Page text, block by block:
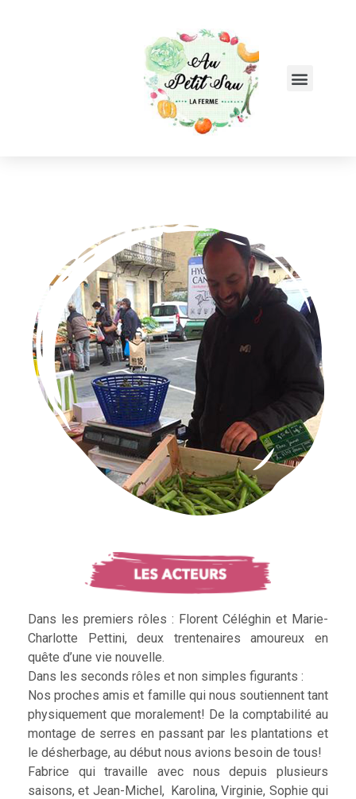
Dans les premiers rôles : Florent Céléghin et Marie-
Charlotte Pettini, deux trentenaires amoureux en
quête d’une vie nouvelle.
Dans les seconds rôles et non simples figurants :
Nos proches amis et famille qui nous soutiennent tant
physiquement que moralement! De la comptabilité au
montage de serres en passant par les plantations et
le désherbage, au début nous avions besoin de tous!
Fabrice qui travaille avec nous depuis plusieurs
saisons, et Jean-Michel, Karolina, Virginie, Sophie qui